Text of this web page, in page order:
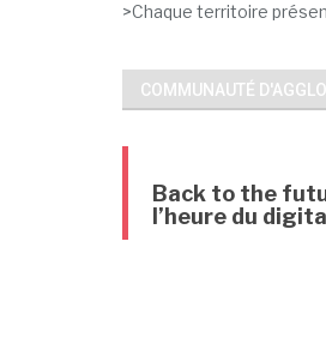
>Chaque territoire
COMMUNAUTÉ
Back to the
l’heure du